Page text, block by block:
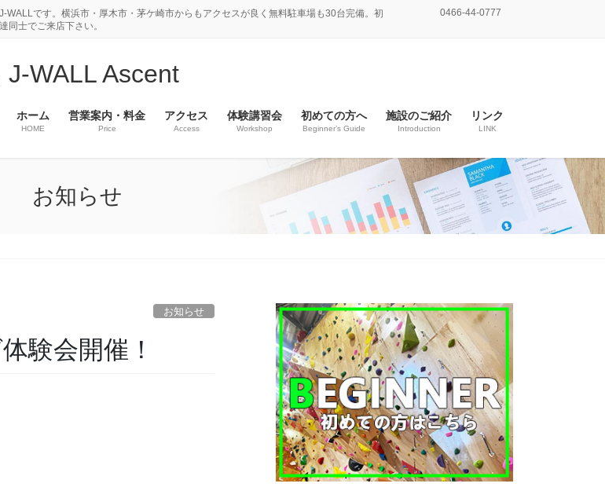
です。横浜市・厚木市・茅ケ崎市からもアクセスが良く無料駐車場も30台完備。初
同士でご来店下さい。
0466-44-0777
WALL Ascent
ホーム
HOME
営業案内・料金
Price
アクセス
Access
体験講習会
Workshop
初めての方へ
Beginner’s Guide
施設のご紹介
Introduction
リンク
LINK
お知らせ
お知らせ
験会開催！